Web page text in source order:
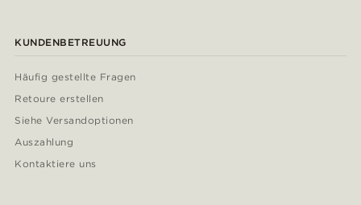
KUNDENBETREUUNG
Häufig gestellte Fragen
Retoure erstellen
Siehe Versandoptionen
Auszahlung
Kontaktiere uns